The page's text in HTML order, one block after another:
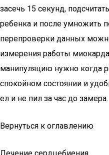
засечь 15 секунд,
ребенка и после умножить
перепроверки данных
измерения работы
манипуляцию нужно когда
спокойном состоянии и
ел и не пил за час до замера.
Вернуться к оглавлению